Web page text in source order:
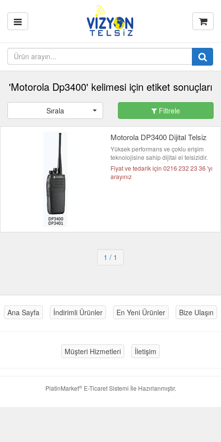
'Motorola Dp3400' kelimesi için etiket sonuçları
Sırala Filtrele
Motorola DP3400 Dijital Telsiz
Yüksek performans ve çoklu erişim
teknolojisine sahip dijital el telsizidir.
Fiyat ve tedarik için 0216 232 23 36 'yı
arayınız
1 / 1
Ana Sayfa İndirimli Ürünler En Yeni Ürünler Bize Ulaşın
Müşteri Hizmetleri İletişim
PlatinMarket®E-Ticaret Sistemi İle Hazırlanmıştır.